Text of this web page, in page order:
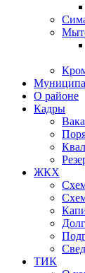
О районе
Кадры
ЖКХ
ТИК